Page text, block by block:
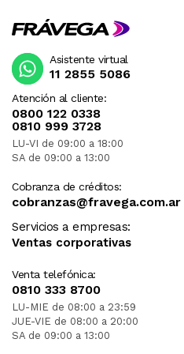
Atención al cliente:
0800 122 0338
0810 999 3728
LU-VI de 09:00 a 18:00
SA de 09:00 a 13:00
Cobranza de créditos:
cobranzas@fravega.com.ar
Servicios a empresas:
Ventas corporativas
Venta telefónica:
0810 333 8700
LU-MIE de 08:00 a 23:59
JUE-VIE de 08:00 a 20:00
SA de 09:00 a 13:00
Asistente virtual
11 2855 5086